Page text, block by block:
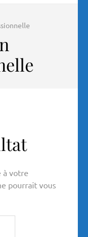
à votre
pourrait vous